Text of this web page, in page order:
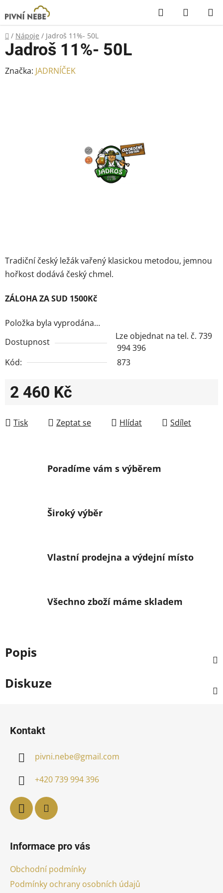
na
obsah
Hledat
KOŠÍK
Domů
/ Nápoje / Jadroš 11%- 50L
Tradiční český ležák vařený klasickou metodou, jemnou
hořkost dodává český chmel.
ZÁLOHA ZA SUD 1500Kč
Položka byla vyprodána…
Dostupnost
Lze objednat na tel. č. 739
994 396
Kód:
873
2 460 Kč
Tisk
Zeptat se Hlídat Sdílet
Jadroš 11%- 50L
Značka: JADRNÍČEK
Poradíme vám s výběrem
Široký výběr
Vlastní prodejna a výdejní místo
Všechno zboží máme skladem
Popis
Diskuze
Kontakt
pivni.nebe@gmail.com
+420 739 994 396
Informace pro vás
Obchodní podmínky
Podmínky ochrany osobních údajů